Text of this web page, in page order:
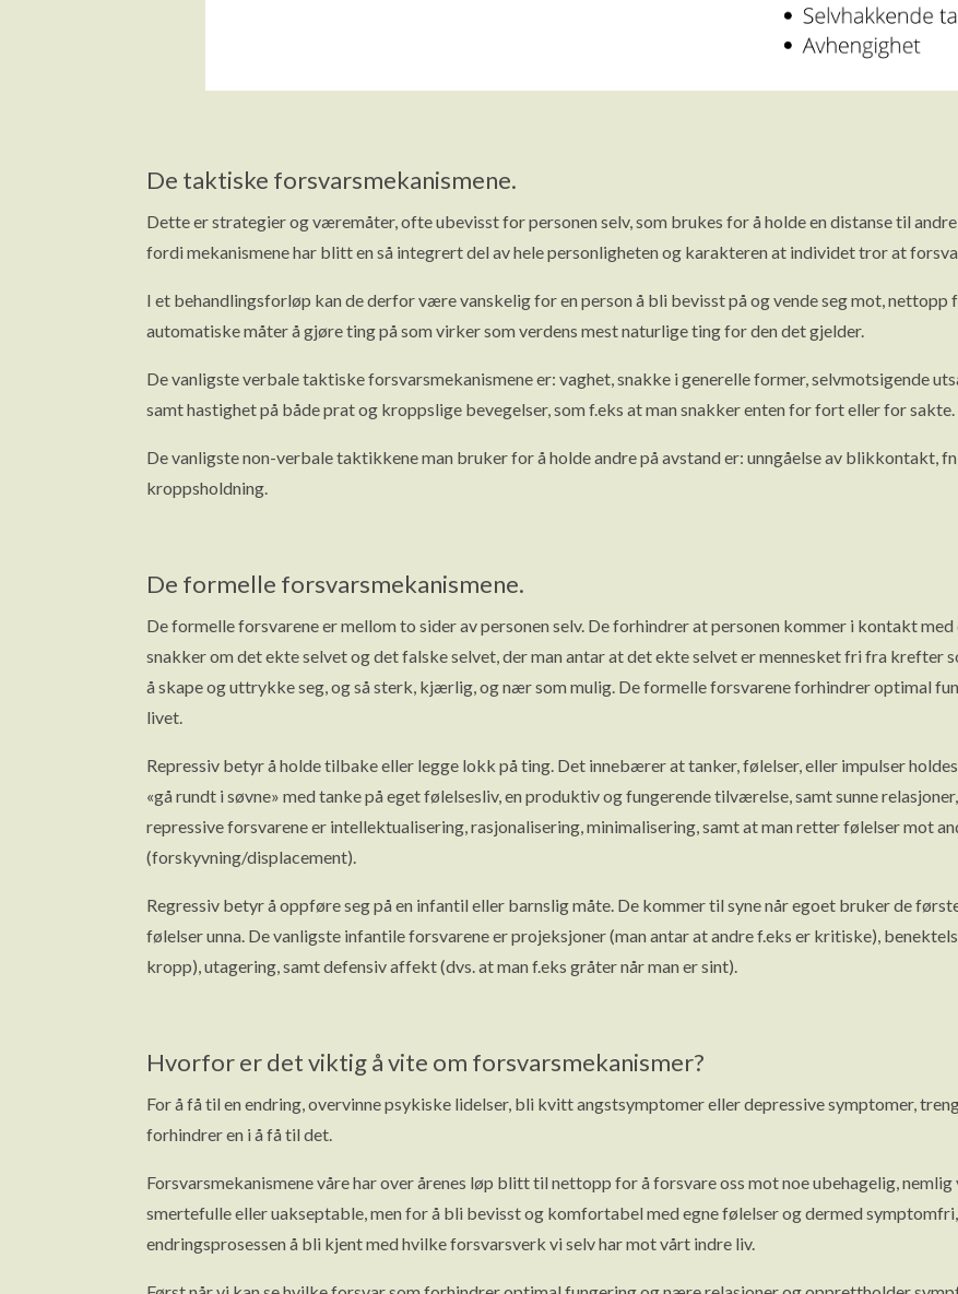
De taktiske forsvarsmekanismene.
Dette er strategier og væremåter, ofte ubevisst for personen selv, som brukes for å holde en distanse til
fordi mekanismene har blitt en så integrert del av hele personligheten og karakteren at individet tror at
I et behandlingsforløp kan de derfor være vanskelig for en person å bli bevisst på og vende seg mot,
automatiske måter å gjøre ting på som virker som verdens mest naturlige ting for den det gjelder.
De vanligste verbale taktiske forsvarsmekanismene er: vaghet, snakke i generelle former, selvmotsigende
samt hastighet på både prat og kroppslige bevegelser, som f.eks at man snakker enten for fort eller for sakte.
De vanligste non-verbale taktikkene man bruker for å holde andre på avstand er: unngåelse av blikkontakt,
kroppsholdning.
De formelle forsvarsmekanismene.
De formelle forsvarene er mellom to sider av personen selv. De forhindrer at personen kommer i kontakt med
snakker om det ekte selvet og det falske selvet, der man antar at det ekte selvet er mennesket fri fra krefter
å skape og uttrykke seg, og så sterk, kjærlig, og nær som mulig. De formelle forsvarene forhindrer optimal
livet.
Repressiv betyr å holde tilbake eller legge lokk på ting. Det innebærer at tanker, følelser, eller impulser
«gå rundt i søvne» med tanke på eget følelsesliv, en produktiv og fungerende tilværelse, samt sunne
repressive forsvarene er intellektualisering, rasjonalisering, minimalisering, samt at man retter følelser mot
(forskyvning/displacement).
Regressiv betyr å oppføre seg på en infantil eller barnslig måte. De kommer til syne når egoet bruker de
følelser unna. De vanligste infantile forsvarene er projeksjoner (man antar at andre f.eks er kritiske),
kropp), utagering, samt defensiv affekt (dvs. at man f.eks gråter når man er sint).
Hvorfor er det viktig å vite om forsvarsmekanismer?
For å få til en endring, overvinne psykiske lidelser, bli kvitt angstsymptomer eller depressive symptomer,
forhindrer en i å få til det.
Forsvarsmekanismene våre har over årenes løp blitt til nettopp for å forsvare oss mot noe ubehagelig,
smertefulle eller uakseptable, men for å bli bevisst og komfortabel med egne følelser og dermed
endringsprosessen å bli kjent med hvilke forsvarsverk vi selv har mot vårt indre liv.